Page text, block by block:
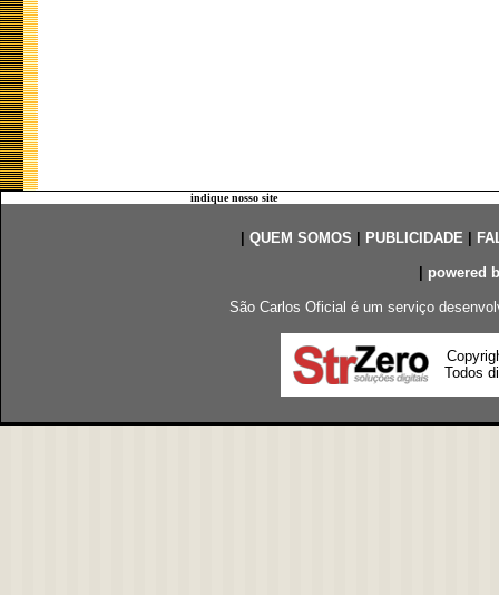
indique nosso site
QUEM SOMOS PUBLICIDADE|
powered
São Carlos Oficial é um serviço
Todos